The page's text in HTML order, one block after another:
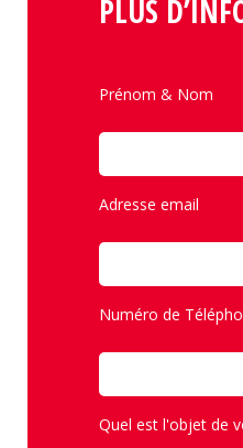
PLUS
Prénom & Nom
Adresse email
Numéro de
Quel est l'objet de